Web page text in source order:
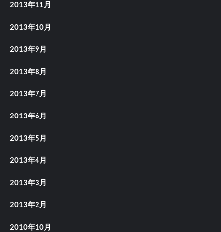
2013年11月
2013年10月
2013年9月
2013年8月
2013年7月
2013年6月
2013年5月
2013年4月
2013年3月
2013年2月
2010年10月